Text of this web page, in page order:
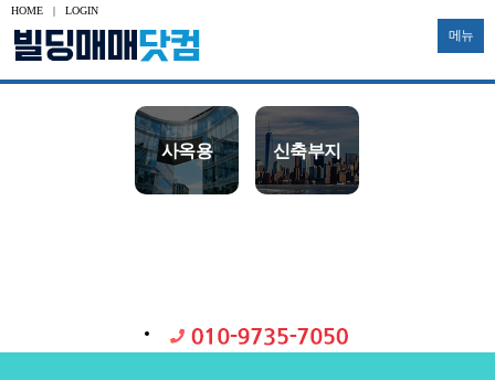
HOME | LOGIN
메뉴
사옥용 신축부지